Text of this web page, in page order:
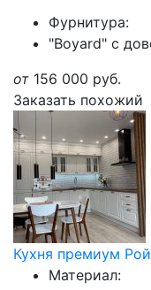
Фурнитура:
"Boyard" с
от 156 000 руб.
Заказать похожий
Кухня премиум
Материал: